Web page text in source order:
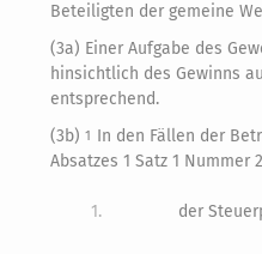
Beteiligten der gemeine
(3a) Einer Aufgabe des
hinsichtlich des Gewinns
entsprechend.
(3b) 1 In den Fällen der
Absatzes 1 Satz 1
1. der